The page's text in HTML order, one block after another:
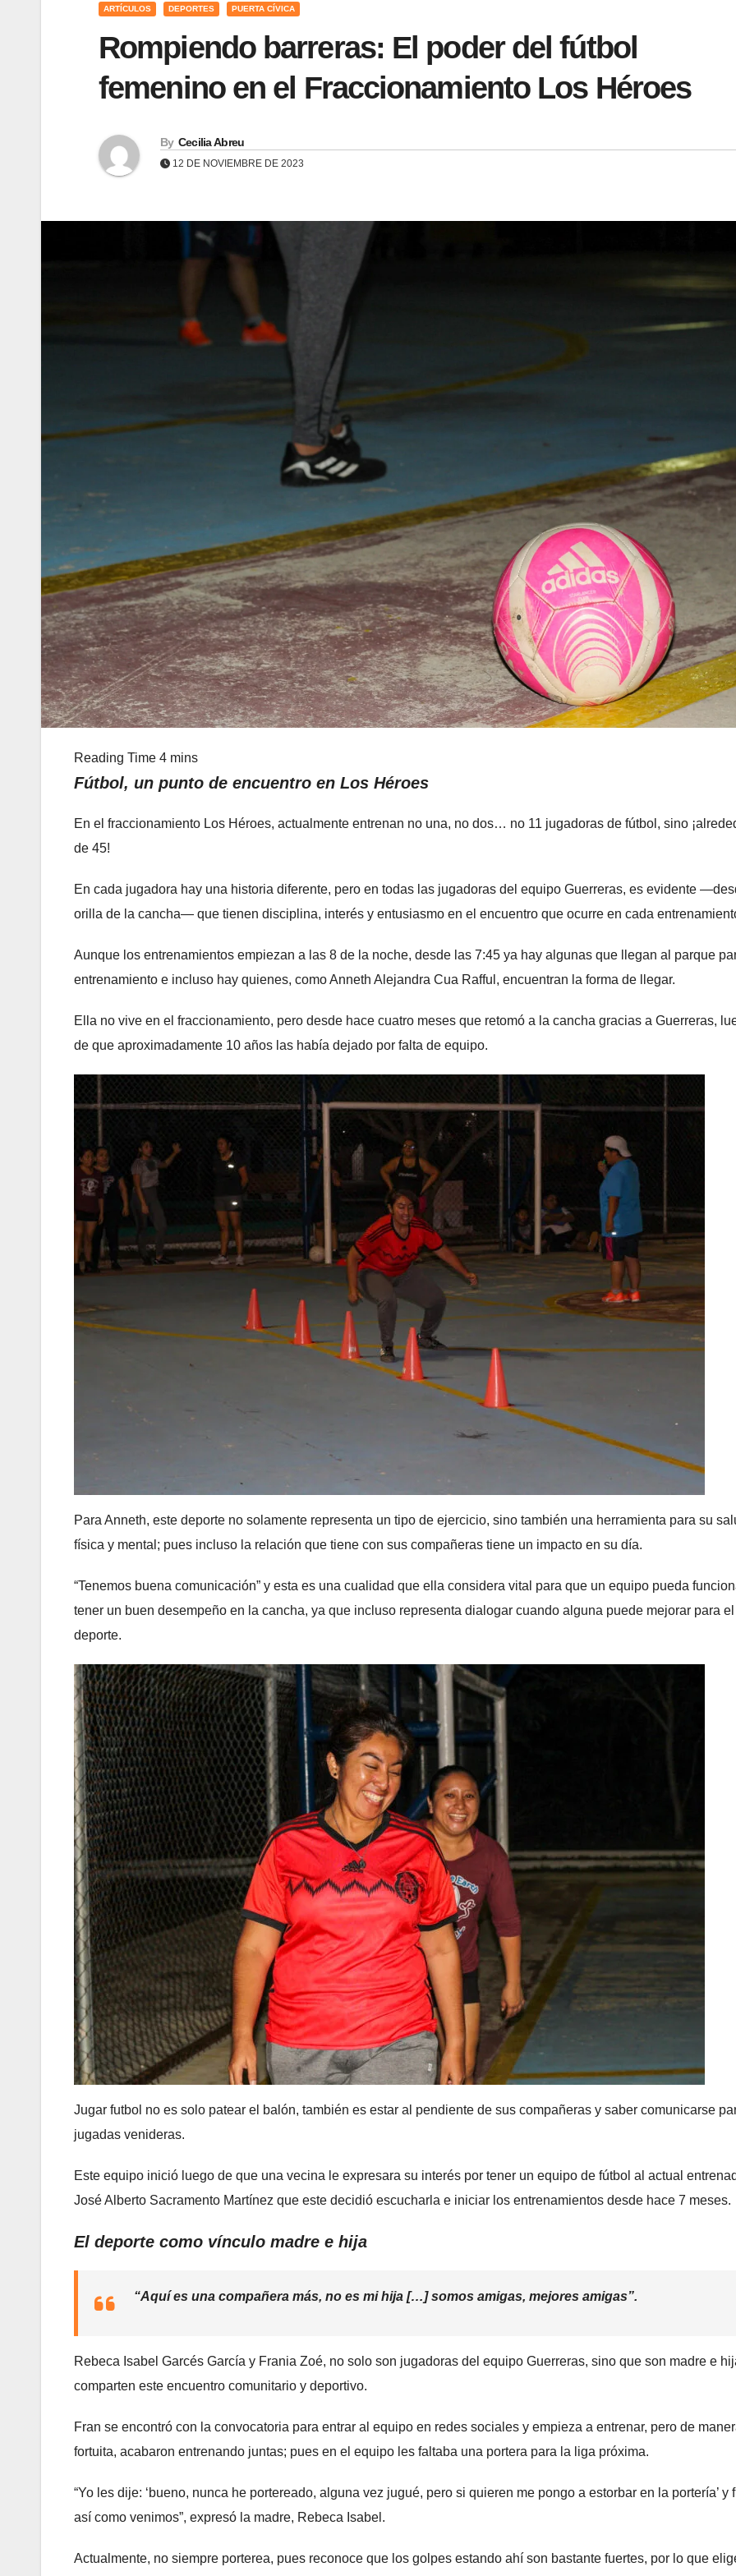
ARTÍCULOS DEPORTES PUERTA CÍVICA
Rompiendo barreras: El poder del fútbol
femenino en el Fraccionamiento Los Héroes
By Cecilia Abreu
12 DE NOVIEMBRE DE 2023
Fútbol, un punto de encuentro en Los Héroes
En el fraccionamiento Los Héroes, actualmente entrenan no una, no dos… no 11 jugadoras de fútbol, sino
de 45!
En cada jugadora hay una historia diferente, pero en todas las jugadoras del equipo Guerreras, es evidente
orilla de la cancha— que tienen disciplina, interés y entusiasmo en el encuentro que ocurre en cada
Aunque los entrenamientos empiezan a las 8 de la noche, desde las 7:45 ya hay algunas que llegan al parque
entrenamiento e incluso hay quienes, como Anneth Alejandra Cua Rafful, encuentran la forma de llegar.
Ella no vive en el fraccionamiento, pero desde hace cuatro meses que retomó a la cancha gracias a Guerreras,
de que aproximadamente 10 años las había dejado por falta de equipo.
Para Anneth, este deporte no solamente representa un tipo de ejercicio, sino también una herramienta para su
física y mental; pues incluso la relación que tiene con sus compañeras tiene un impacto en su día.
“Tenemos buena comunicación” y esta es una cualidad que ella considera vital para que un equipo pueda
tener un buen desempeño en la cancha, ya que incluso representa dialogar cuando alguna puede mejorar para el
deporte.
Jugar futbol no es solo patear el balón, también es estar al pendiente de sus compañeras y saber comunicarse
jugadas venideras.
Este equipo inició luego de que una vecina le expresara su interés por tener un equipo de fútbol al actual
José Alberto Sacramento Martínez que este decidió escucharla e iniciar los entrenamientos desde hace 7 meses.
El deporte como vínculo madre e hija
“Aquí es una compañera más, no es mi hija […] somos amigas, mejores amigas”.
Rebeca Isabel Garcés García y Frania Zoé, no solo son jugadoras del equipo Guerreras, sino que son madre e
comparten este encuentro comunitario y deportivo.
Fran se encontró con la convocatoria para entrar al equipo en redes sociales y empieza a entrenar, pero de
fortuita, acabaron entrenando juntas; pues en el equipo les faltaba una portera para la liga próxima.
“Yo les dije: ‘bueno, nunca he portereado, alguna vez jugué, pero si quieren me pongo a estorbar en la portería’ y
así como venimos”, expresó la madre, Rebeca Isabel.
Actualmente, no siempre porterea, pues reconoce que los golpes estando ahí son bastante fuertes, por lo que